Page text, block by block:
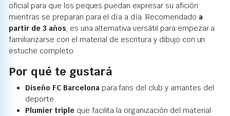
oficial para que los peques puedan expresar su afición
mientras se preparan para el día a día. Recomendado a
partir de 3 años, es una alternativa versátil para empezar a
familiarizarse con el material de escritura y dibujo con un
estuche completo.
Por qué te gustará
Diseño FC Barcelonapara fans del club y amantes del
deporte.
Plumier triple que facilita la organización del material